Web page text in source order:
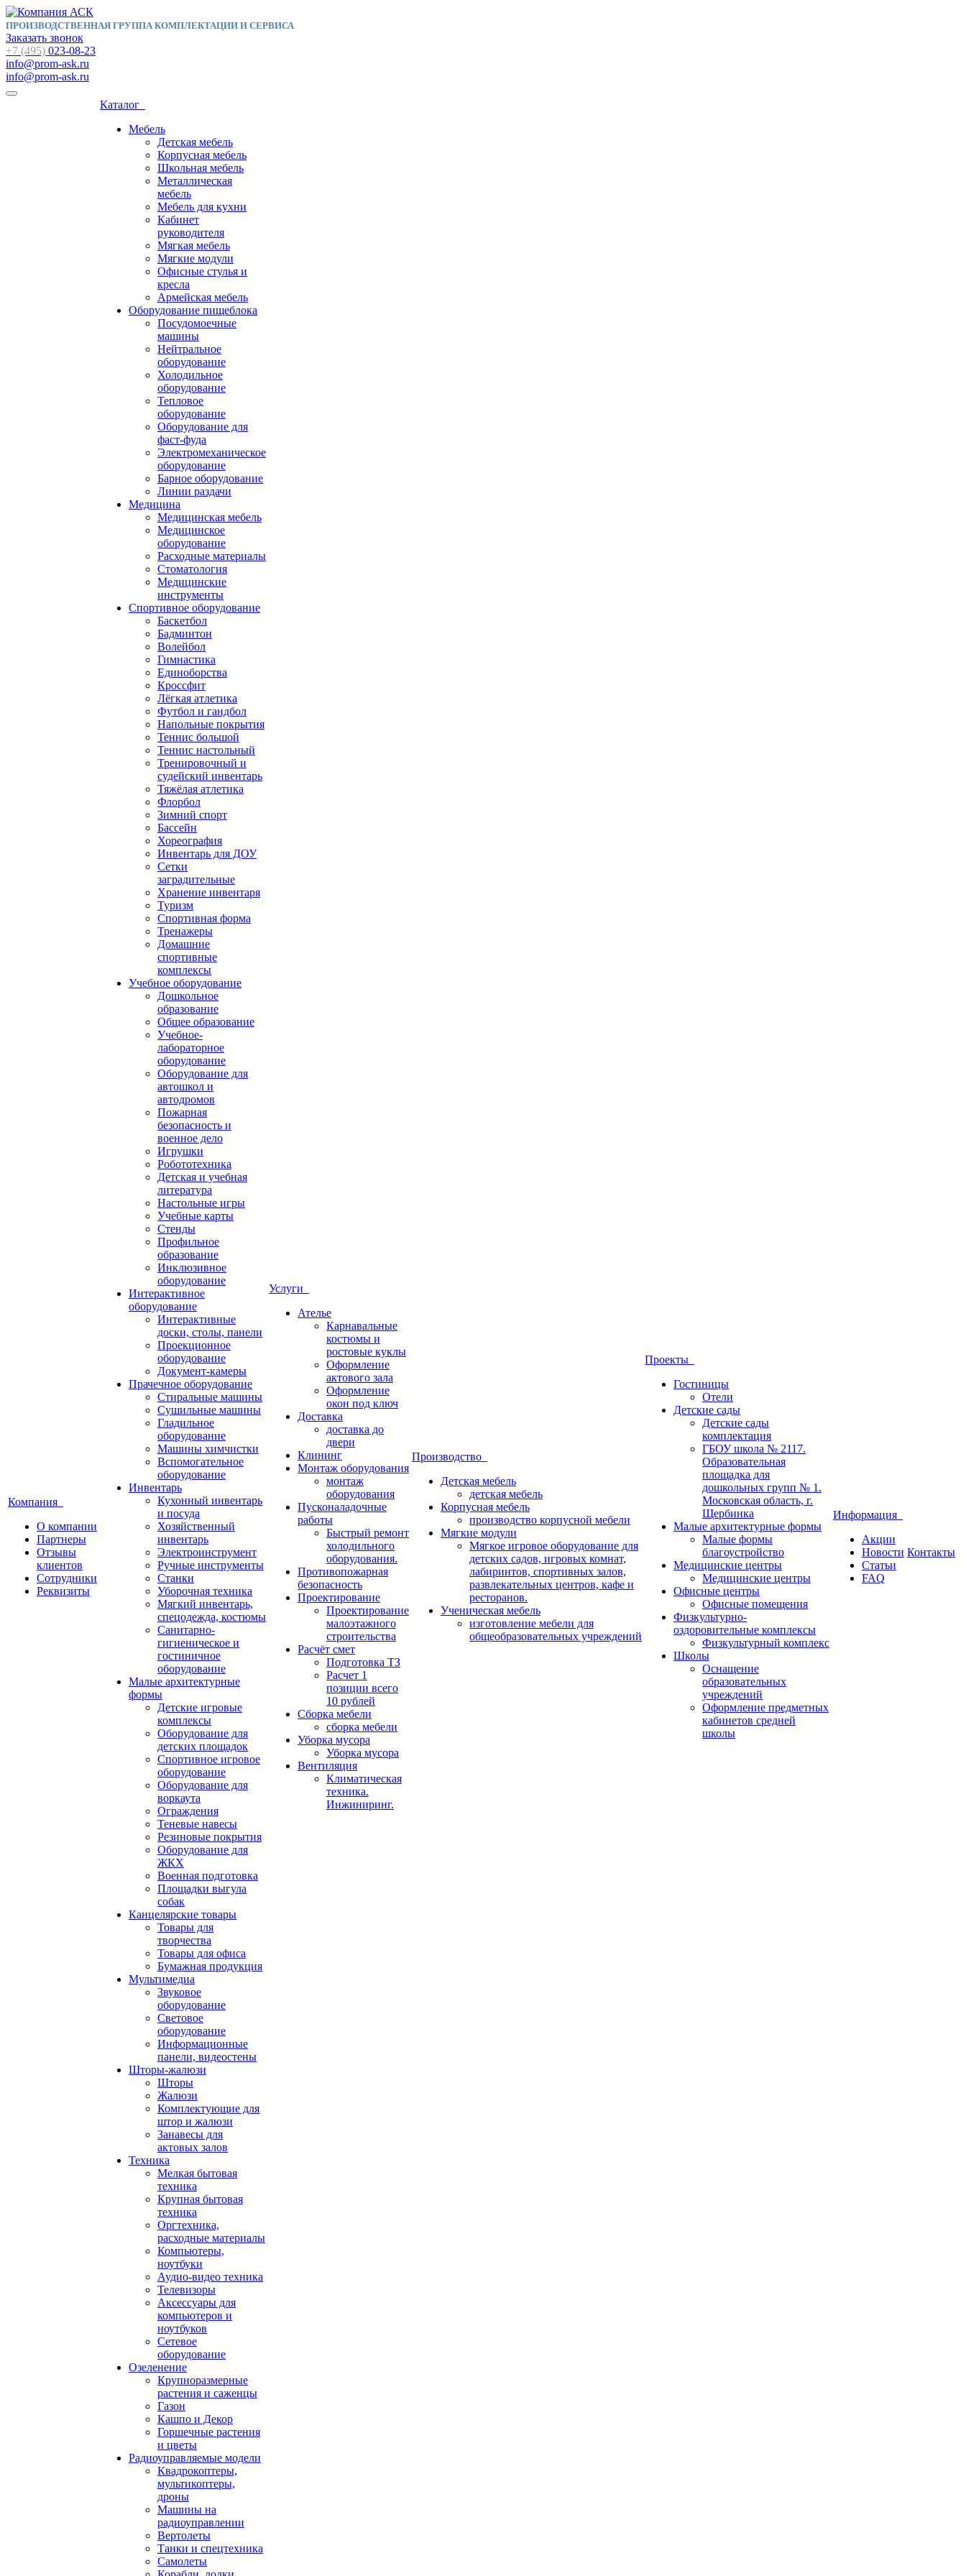
ПРОИЗВОДСТВЕННАЯ ГРУППА КОМПЛЕКТАЦИИ И СЕРВИСА
Заказать звонок
+7 (495) 023-08-23
info@prom-ask.ru
info@prom-ask.ru
Компания
О компании
Партнеры
Отзывы
клиентов
Сотрудники
Реквизиты
Каталог
Мебель
Детская мебель
Корпусная мебель
Школьная мебель
Металлическая
мебель
Мебель для кухни
Кабинет
руководителя
Мягкая мебель
Мягкие модули
Офисные стулья и
кресла
Армейская мебель
Оборудование пищеблока
Посудомоечные
машины
Нейтральное
оборудование
Холодильное
оборудование
Тепловое
оборудование
Оборудование для
фаст-фуда
Электромеханическое
оборудование
Барное оборудование
Линии раздачи
Медицина
Медицинская мебель
Медицинское
оборудование
Расходные материалы
Стоматология
Медицинские
инструменты
Спортивное оборудование
Баскетбол
Бадминтон
Волейбол
Гимнастика
Единоборства
Кроссфит
Лёгкая атлетика
Футбол и гандбол
Напольные покрытия
Теннис большой
Теннис настольный
Тренировочный и
судейский инвентарь
Тяжёлая атлетика
Флорбол
Зимний спорт
Бассейн
Хореография
Инвентарь для ДОУ
Сетки
заградительные
Хранение инвентаря
Туризм
Спортивная форма
Тренажеры
Домашние
спортивные
комплексы
Учебное оборудование
Дошкольное
образование
Общее образование
Учебное-
лабораторное
оборудование
Оборудование для
автошкол и
автодромов
Пожарная
безопасность и
военное дело
Игрушки
Робототехника
Детская и учебная
литература
Настольные игры
Учебные карты
Стенды
Профильное
образование
Инклюзивное
оборудование
Интерактивное
оборудование
Интерактивные
доски, столы, панели
Проекционное
оборудование
Документ-камеры
Прачечное оборудование
Стиральные машины
Сушильные машины
Гладильное
оборудование
Машины химчистки
Вспомогательное
оборудование
Инвентарь
Кухонный инвентарь
и посуда
Хозяйственный
инвентарь
Электроинструмент
Ручные инструменты
Станки
Уборочная техника
Мягкий инвентарь,
спецодежда, костюмы
Санитарно-
гигиеническое и
гостиничное
оборудование
Малые архитектурные
формы
Детские игровые
комплексы
Оборудование для
детских площадок
Спортивное игровое
оборудование
Оборудование для
воркаута
Ограждения
Теневые навесы
Резиновые покрытия
Оборудование для
ЖКХ
Военная подготовка
Площадки выгула
собак
Канцелярские товары
Товары для
творчества
Товары для офиса
Бумажная продукция
Мультимедиа
Звуковое
оборудование
Световое
оборудование
Информационные
панели, видеостены
Шторы-жалюзи
Шторы
Жалюзи
Комплектующие для
штор и жалюзи
Занавесы для
актовых залов
Техника
Мелкая бытовая
техника
Крупная бытовая
техника
Оргтехника,
расходные материалы
Компьютеры,
ноутбуки
Аудио-видео техника
Телевизоры
Аксессуары для
компьютеров и
ноутбуков
Сетевое
оборудование
Озеленение
Крупноразмерные
растения и саженцы
Газон
Кашпо и Декор
Горшечные растения
и цветы
Радиоуправляемые модели
Квадрокоптеры,
мультикоптеры,
дроны
Машины на
радиоуправлении
Вертолеты
Танки и спецтехника
Самолеты
Услуги
Ателье
Карнавальные
костюмы и
ростовые куклы
Оформление
актового зала
Оформление
окон под ключ
Доставка
доставка до
двери
Клининг
Монтаж оборудования
монтаж
оборудования
Пусконаладочные
работы
Быстрый ремонт
холодильного
оборудования.
Противопожарная
безопасность
Проектирование
Проектирование
малоэтажного
строительства
Расчёт смет
Подготовка ТЗ
Расчет 1
позиции всего
10 рублей
Сборка мебели
сборка мебели
Уборка мусора
Уборка мусора
Вентиляция
Климатическая
техника.
Инжиниринг.
Производство
Детская мебель
детская мебель
Корпусная мебель
производство корпусной мебели
Мягкие модули
Мягкое игровое оборудование для
детских садов, игровых комнат,
лабиринтов, спортивных залов,
развлекательных центров, кафе и
ресторанов.
Ученическая мебель
изготовление мебели для
общеобразовательных учреждений
Проекты
Гостиницы
Отели
Детские сады
Детские сады
комплектация
ГБОУ школа № 2117.
Образовательная
площадка для
дошкольных групп № 1.
Московская область, г.
Щербинка
Малые архитектурные формы
Малые формы
благоустройство
Медицинские центры
Медицинские центры
Офисные центры
Офисные помещения
Физкультурно-
оздоровительные комплексы
Физкультурный комплекс
Школы
Оснащение
образовательных
учреждений
Оформление предметных
кабинетов средней
школы
Информация
Акции
Новости
Статьи
FAQ
Контакты